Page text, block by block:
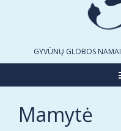
GYVŪNŲ GLOBOS
Mamytė